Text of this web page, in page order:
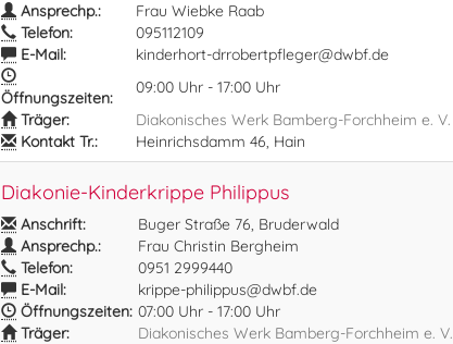
Ansprechp.:
Frau Wiebke Raab
Telefon:
095112109
E-Mail:
kinderhort-drrobertpfleger@dwbf.de
Öffnungszeiten:
09:00 Uhr - 17:00 Uhr
Träger:
Diakonisches Werk Bamberg-Forchheim e. V.
Kontakt Tr.:
Heinrichsdamm 46, Hain
Diakonie-Kinderkrippe Philippus
Anschrift:
Buger Straße 76, Bruderwald
Ansprechp.:
Frau Christin Bergheim
Telefon:
0951 2999440
E-Mail:
krippe-philippus@dwbf.de
Öffnungszeiten: 07:00 Uhr - 17:00 Uhr
Träger:
Diakonisches Werk Bamberg-Forchheim e. V.